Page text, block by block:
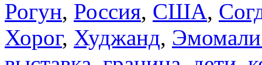
Рогун, Россия, США,
Хорог, Худжанд,